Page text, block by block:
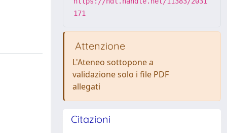
171
Attenzione
L'Ateneo sottopone a
validazione solo i file PDF
allegati
Citazioni